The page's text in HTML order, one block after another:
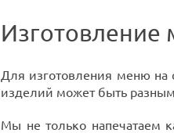
Изготовление
Для изготовления меню на
изделий может быть
Мы не только напечатаем